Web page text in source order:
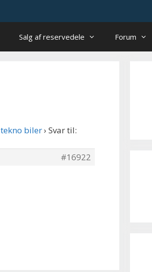
Salg af reservedele Forum
tekno biler› Svar til:
#16922